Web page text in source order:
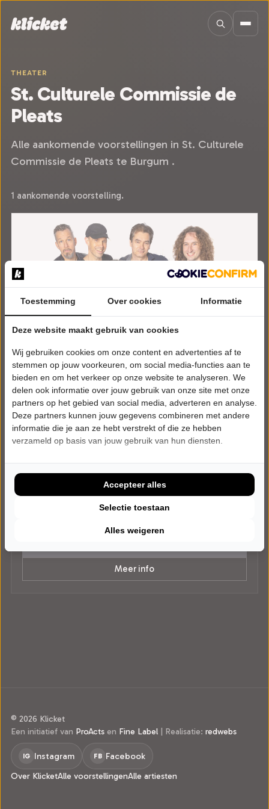
THEATER
St. Culturele Commissie de
Pleats
Alle aankomende voorstellingen in St. Culturele
Commissie de Pleats te Burgum .
1 aankomende voorstelling.
The Dutch Bryan Adams
The best of Bryan Adams
St. Culturele Commissie de Pleats
Meer info
© 2026 Klicket
Een initiatief van ProActs en Fine Label | Realisatie: redwebs
IG Instagram FB Facebook
Over KlicketAlle voorstellingenAlle artiesten
Toestemming Over cookies Informatie
Deze website maakt gebruik van cookies
Wij gebruiken cookies om onze content en advertenties af te
stemmen op jouw voorkeuren, om social media-functies aan te
bieden en om het verkeer op onze website te analyseren. We
delen ook informatie over jouw gebruik van onze site met onze
partners op het gebied van social media, adverteren en analyse.
Deze partners kunnen jouw gegevens combineren met andere
informatie die je aan ze hebt verstrekt of die ze hebben
verzameld op basis van jouw gebruik van hun diensten.
Alles weigeren
Selectie toestaan
Accepteer alles